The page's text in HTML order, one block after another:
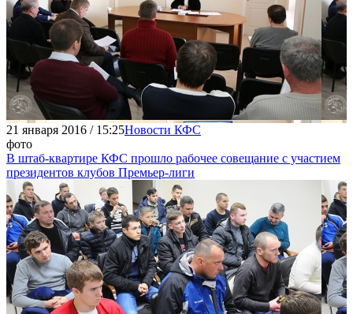
21 января 2016 / 15:25Новости КФС
фото
В штаб-квартире КФС прошло рабочее совещание с участием
президентов клубов Премьер-лиги